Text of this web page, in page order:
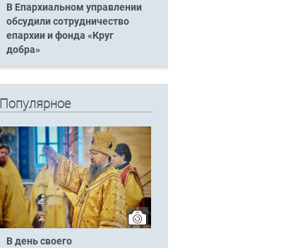
В Епархиальном управлении
обсудили сотрудничество
епархии и фонда «Круг
добра»
Популярное
В день своего